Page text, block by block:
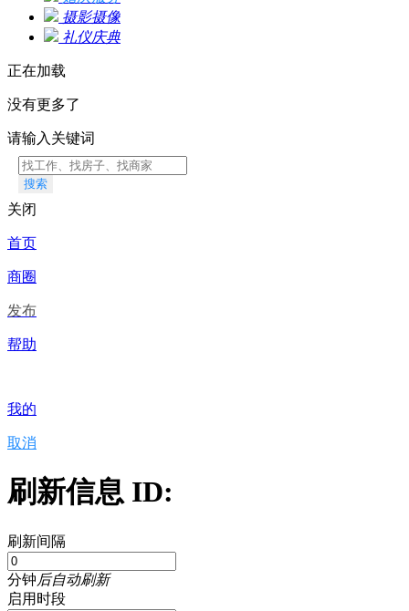
摄影摄像
礼仪庆典
正在加载
没有更多了
请输入关键词
搜索
关闭
首页
商圈
发布
帮助
我的
取消
刷新信息 ID:
刷新间隔
分钟后自动刷新
启用时段